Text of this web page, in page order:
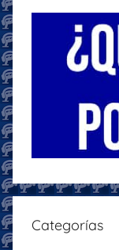
Categorías